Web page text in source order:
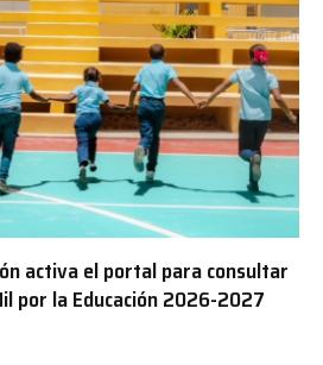
activa el portal para consultar
por la Educación 2026-2027